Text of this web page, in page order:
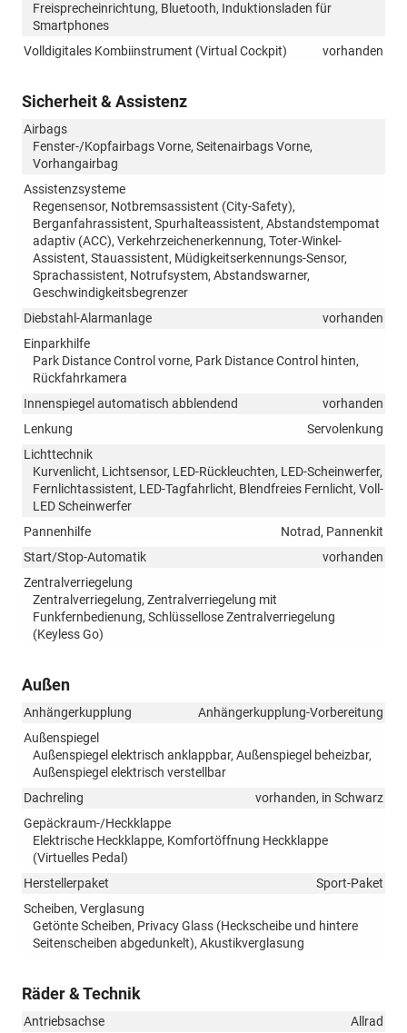
Freisprecheinrichtung, Bluetooth, Induktionsladen für
Smartphones
Volldigitales Kombiinstrument (Virtual Cockpit)
vorhanden
Sicherheit & Assistenz
Airbags
Fenster-/Kopfairbags Vorne, Seitenairbags Vorne,
Vorhangairbag
Assistenzsysteme
Regensensor, Notbremsassistent (City-Safety),
Berganfahrassistent, Spurhalteassistent, Abstandstempomat
adaptiv (ACC), Verkehrzeichenerkennung, Toter-Winkel-
Assistent, Stauassistent, Müdigkeitserkennungs-Sensor,
Sprachassistent, Notrufsystem, Abstandswarner,
Geschwindigkeitsbegrenzer
Diebstahl-Alarmanlage
vorhanden
Einparkhilfe
Park Distance Control vorne, Park Distance Control hinten,
Rückfahrkamera
Innenspiegel automatisch abblendend
vorhanden
Lenkung
Servolenkung
Lichttechnik
Kurvenlicht, Lichtsensor, LED-Rückleuchten, LED-Scheinwerfer,
Fernlichtassistent, LED-Tagfahrlicht, Blendfreies Fernlicht, Voll-
LED Scheinwerfer
Pannenhilfe
Notrad, Pannenkit
Start/Stop-Automatik
vorhanden
Zentralverriegelung
Zentralverriegelung, Zentralverriegelung mit
Funkfernbedienung, Schlüssellose Zentralverriegelung
(Keyless Go)
Außen
Anhängerkupplung
Anhängerkupplung-Vorbereitung
Außenspiegel
Außenspiegel elektrisch anklappbar, Außenspiegel beheizbar,
Außenspiegel elektrisch verstellbar
Dachreling
vorhanden, in Schwarz
Gepäckraum-/Heckklappe
Elektrische Heckklappe, Komfortöffnung Heckklappe
(Virtuelles Pedal)
Herstellerpaket
Sport-Paket
Scheiben, Verglasung
Getönte Scheiben, Privacy Glass (Heckscheibe und hintere
Seitenscheiben abgedunkelt), Akustikverglasung
Räder & Technik
Antriebsachse Allrad